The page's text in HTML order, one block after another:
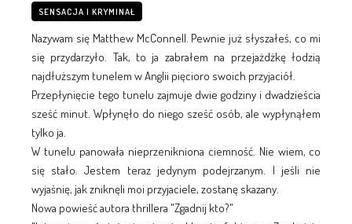
SENSACJA I KRYMINAŁ
Nazywam się Matthew McConnell. Pewnie już słyszałeś, co mi
się przydarzyło. Tak, to ja zabrałem na przejażdżkę łodzią
najdłuższym tunelem w Anglii pięcioro swoich przyjaciół.
Przepłynięcie tego tunelu zajmuje dwie godziny i dwadzieścia
sześć minut. Wpłynęło do niego sześć osób, ale wypłynąłem
tylko ja.
W tunelu panowała nieprzenikniona ciemność. Nie wiem, co
się stało. Jestem teraz jedynym podejrzanym. I jeśli nie
wyjaśnię, jak zniknęli moi przyjaciele, zostanę skazany.
Nowa powieść autora thrillera "Zgadnij kto?"